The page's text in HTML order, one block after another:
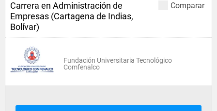
Comparar
Carrera en Administración de
Empresas (Cartagena de Indias,
Bolívar)
Fundación Universitaria Tecnológico
Comfenalco